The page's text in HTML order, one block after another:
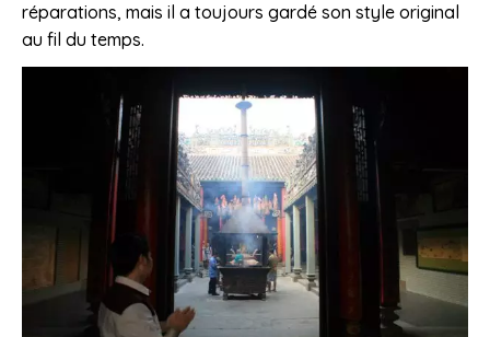
réparations, mais il a toujours gardé son style original
au fil du temps.